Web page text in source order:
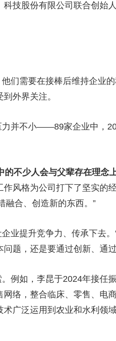
技股份有限公司联合创始
需要在接棒后维持企业
外界关注。
并不小——89家企业中，
不少人会与父辈存在理念
风格为公司打下了坚实的
融合、创造新的东西。”
提升竞争力、传承下去
题，还是要通过创新、通
如，李昆于2024年接任
络，整合临床、零售、电
广泛运用到农业和水利领域